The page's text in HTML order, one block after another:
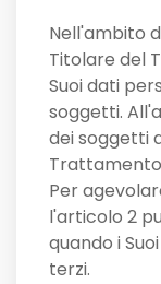
Nell'ambito
Titolare del
Suoi dati
soggetti.
dei soggetti
Trattamento
Per
l'articolo 2
quando i
terzi.